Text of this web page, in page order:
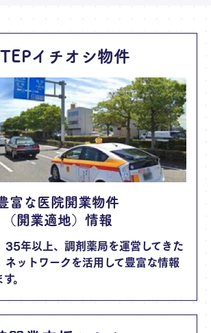
イチオシ物件
富な医院開業物件
（開業適地）情報
35年以上、調剤薬局を運営してきた
ネットワークを活用して豊富な情報
。